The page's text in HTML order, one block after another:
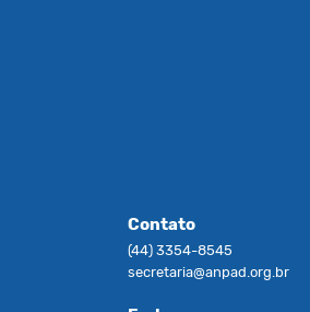
Contato
(44) 3354-8545
secretaria@anpad.org.br